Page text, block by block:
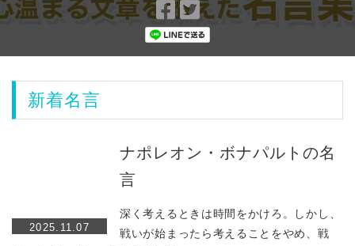
Facebook
で
シ
Twitter
で
シ
新着名言
2025.11.07
ナポレオン・ボナパルトの名
言
深く考えるときは時間をかけろ。しかし、
戦いが始まったら考えることをやめ、戦